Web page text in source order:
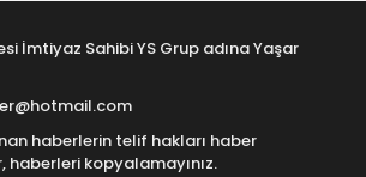
İmtiyaz Sahibi YS Grup adına Yaşar
haberlerin telif hakları haber
haberleri kopyalamayınız.